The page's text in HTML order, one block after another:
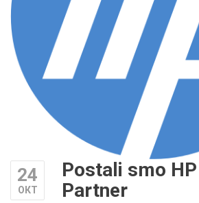
24
ОКТ
Postali smo
Partner